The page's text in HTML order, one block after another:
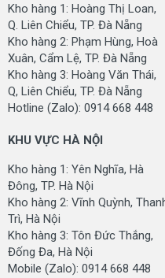
Kho hàng 1: Hoàng Thị Loan,
Q. Liên Chiểu, TP. Đà Nẵng
Kho hàng 2: Phạm Hùng, Hoà
Xuân, Cẩm Lệ, TP. Đà Nẵng
Kho hàng 3: Hoàng Văn Thái,
Q, Liên Chiểu, TP. Đà Nẵng
Hotline (Zalo): 0914 668 448
KHU VỰC HÀ NỘI
Kho hàng 1: Yên Nghĩa, Hà
Đông, TP. Hà Nội
Kho hàng 2: Vĩnh Quỳnh,
Trì, Hà Nội
Kho hàng 3: Tôn Đức Thắng,
Đống Đa, Hà Nội
Mobile (Zalo): 0914 668 448